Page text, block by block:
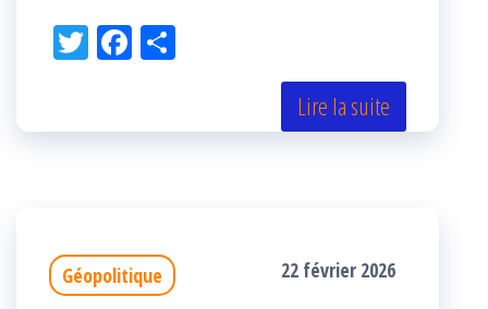
Tw Fac
k r
Lire la suite
Géopolitique 22 février 2026